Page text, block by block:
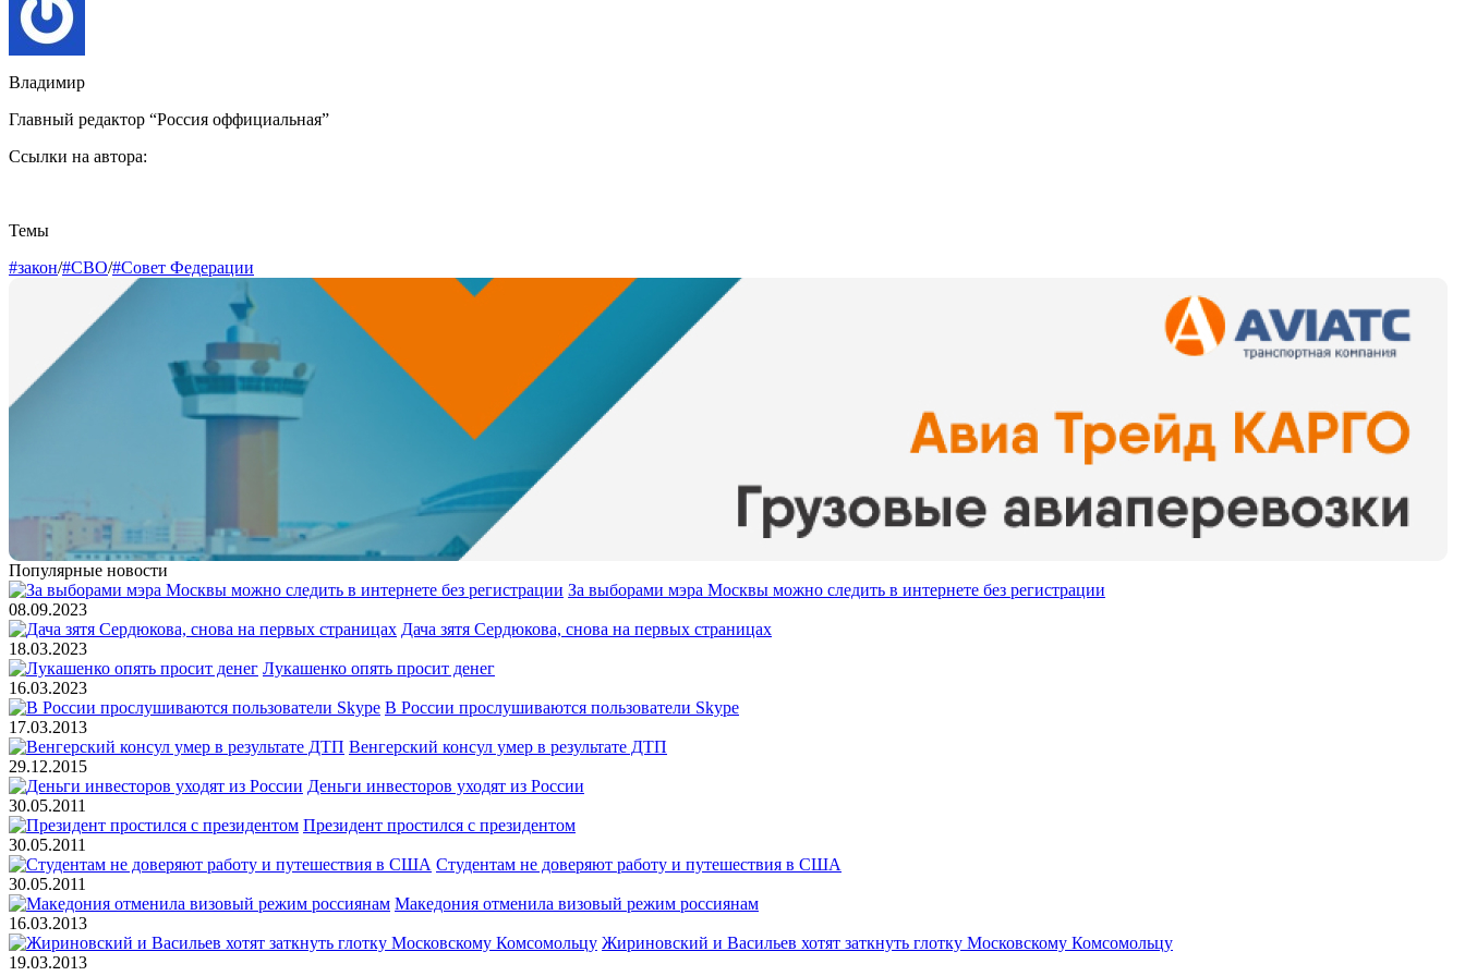
Владимир
Главный редактор “Россия оффициальная”
Ссылки на автора:
Темы
#закон/#СВО/#Совет Федерации
Популярные новости
За выборами мэра Москвы можно следить в интернете без регистрации
08.09.2023
Дача зятя Сердюкова, снова на первых страницах
18.03.2023
Лукашенко опять просит денег
16.03.2023
В России прослушиваются пользователи Skype
17.03.2013
Венгерский консул умер в результате ДТП
29.12.2015
Деньги инвесторов уходят из России
30.05.2011
Президент простился с президентом
30.05.2011
Студентам не доверяют работу и путешествия в США
30.05.2011
Македония отменила визовый режим россиянам
16.03.2013
Жириновский и Васильев хотят заткнуть глотку Московскому Комсомольцу
19.03.2013